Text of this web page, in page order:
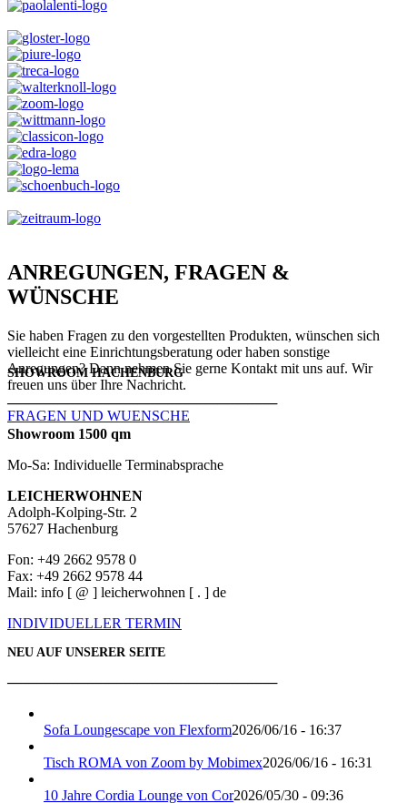
ANREGUNGEN, FRAGEN &
WÜNSCHE
Sie haben Fragen zu den vorgestellten Produkten, wünschen sich
vielleicht eine Einrichtungsberatung oder haben sonstige
Anregungen? Dann nehmen Sie gerne Kontakt mit uns auf. Wir
freuen uns über Ihre Nachricht.
FRAGEN UND WUENSCHE
SHOWROOM HACHENBURG
───────────────────────────
Showroom 1500 qm
Mo-Sa: Individuelle Terminabsprache
LEICHERWOHNEN
Adolph-Kolping-Str. 2
57627 Hachenburg
Fon: +49 2662 9578 0
Fax: +49 2662 9578 44
Mail: info [ @ ] leicherwohnen [ . ] de
INDIVIDUELLER TERMIN
NEU AUF UNSERER SEITE
───────────────────────────
Sofa Loungescape von Flexform2026/06/16 - 16:37
Tisch ROMA von Zoom by Mobimex2026/06/16 - 16:31
10 Jahre Cordia Lounge von Cor2026/05/30 - 09:36